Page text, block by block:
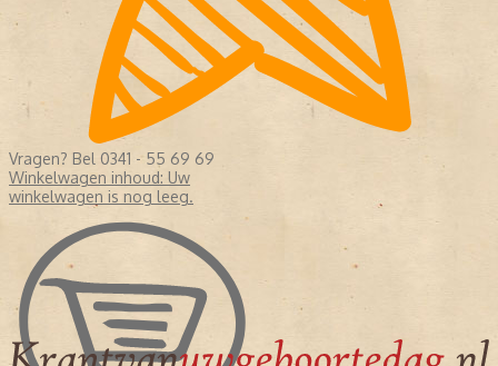
Vragen? Bel 0341 - 55 69 69
Winkelwagen inhoud: Uw
winkelwagen is nog leeg.